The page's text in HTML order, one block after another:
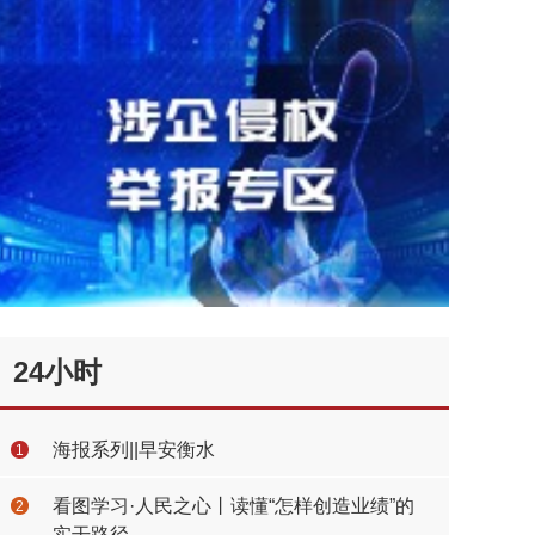
24小时
1 海报系列||早安衡水
2
看图学习·人民之心丨读懂“怎样创造业绩”的